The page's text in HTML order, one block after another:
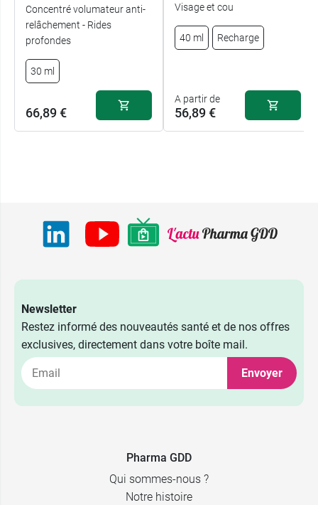
Concentré volumateur anti-
relâchement - Rides
profondes
30 ml
66,89 €
Visage et cou
40 ml Recharge
A partir de
56,89 €
66,89 €
Newsletter
Restez informé des nouveautés santé et de nos offres
exclusives, directement dans votre boîte mail.
Envoyer
Pharma GDD
Qui sommes-nous ?
Notre histoire